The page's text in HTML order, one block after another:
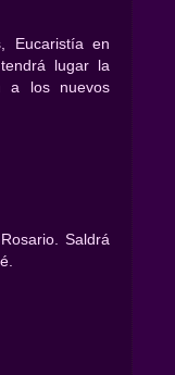
Eucaristía en
lugar la
a los nuevos
Saldrá